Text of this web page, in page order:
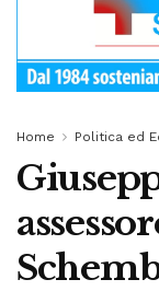
Home Politica ed